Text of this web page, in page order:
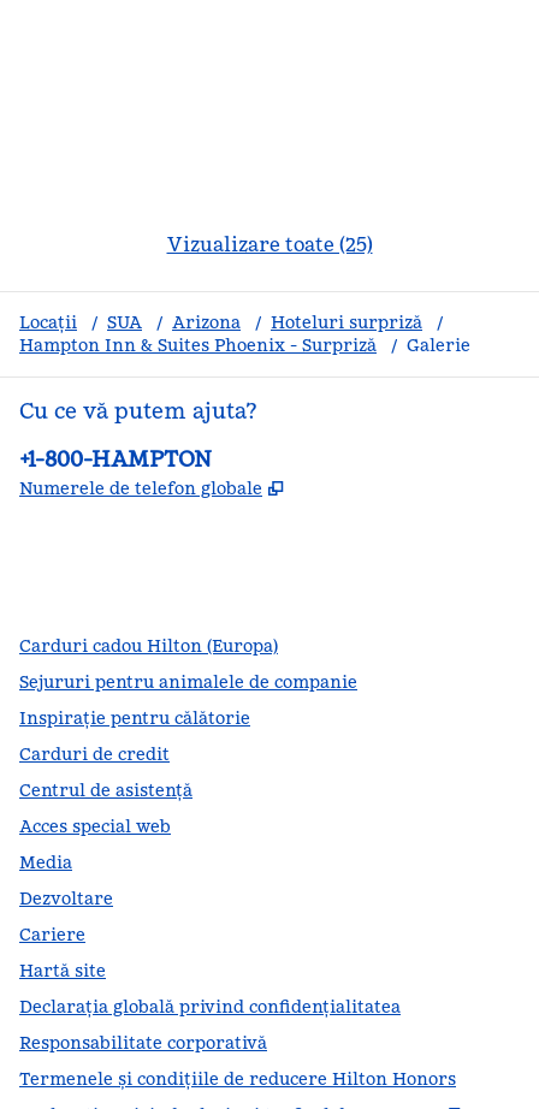
Vizualizare toate (25)
Locații / SUA / Arizona / Hoteluri surpriză
/
Hampton Inn & Suites Phoenix - Surpriză
/ Galerie
Cu ce vă putem ajuta?
Telefon:
+1-800-HAMPTON
Numerele de telefon globale ,
Carduri cadou Hilton (Europa)
Sejururi pentru animalele de companie
Inspirație pentru călătorie
Carduri de credit
Centrul de asistență
Acces special web
Media
Dezvoltare
Cariere
Hartă site
Declarația globală privind confidenţialitatea
Responsabilitate corporativă
Termenele și condițiile de reducere Hilton Honors